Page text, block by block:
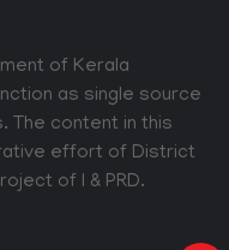
of Kerala
as single source
The content in this
effort of District
of I & PRD.